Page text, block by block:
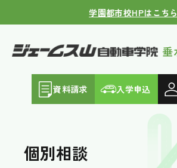
学園都市校HPはこちら
資料請求 入学申込
個別相談